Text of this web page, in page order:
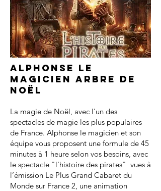
Alphonse le
magicien arbre de
noël
La magie de Noël, avec l'un des
spectacles de magie les plus populaires
de France. Alphonse le magicien et son
équipe vous proposent une formule de 45
minutes à 1 heure selon vos besoins, avec
le spectacle "l'histoire des pirates" vues à
l’émission Le Plus Grand Cabaret du
Monde sur France 2, une animation